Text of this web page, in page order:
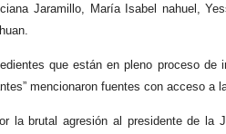
Jaramillo, María Isabel nahuel,
que están en pleno proceso
mencionaron fuentes con acceso a
la brutal agresión al presidente de la